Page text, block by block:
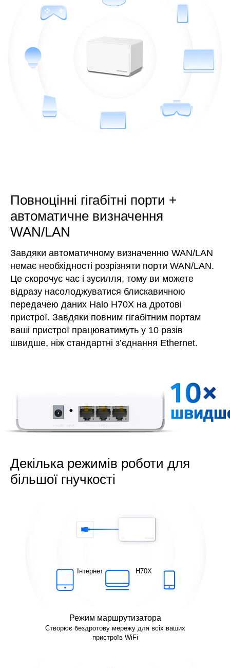
Повноцінні гігабітні порти +
автоматичне визначення
WAN/LAN
Завдяки автоматичному визначенню WAN/LAN
немає необхідності розрізняти порти WAN/LAN.
Це скорочує час і зусилля, тому ви можете
відразу насолоджуватися блискавичною
передачею даних Halo H70X на дротові
пристрої. Завдяки повним гігабітним портам
ваші пристрої працюватимуть у 10 разів
швидше, ніж стандартні з’єднання Ethernet.
Декілька режимів роботи для
більшої гнучкості
Інтернет H70X
Режим маршрутизатора
Створює бездротову мережу для всіх ваших
пристроїв WiFi